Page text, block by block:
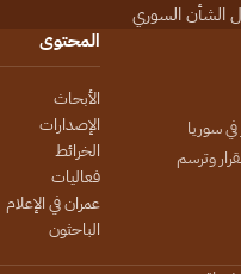
الشأن السوري
سوريا
وترسم
المحتوى
الأبحاث
الإصدارات
الخرائط
فعاليات
عمران في الإعلام
الباحثون